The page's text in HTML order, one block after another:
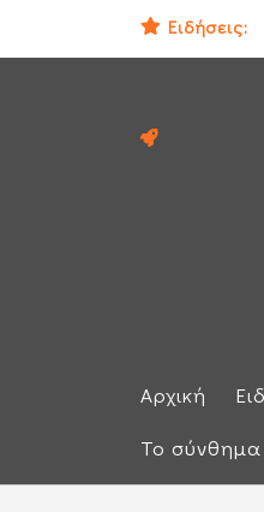
Ειδήσεις:
Αρχική
Το